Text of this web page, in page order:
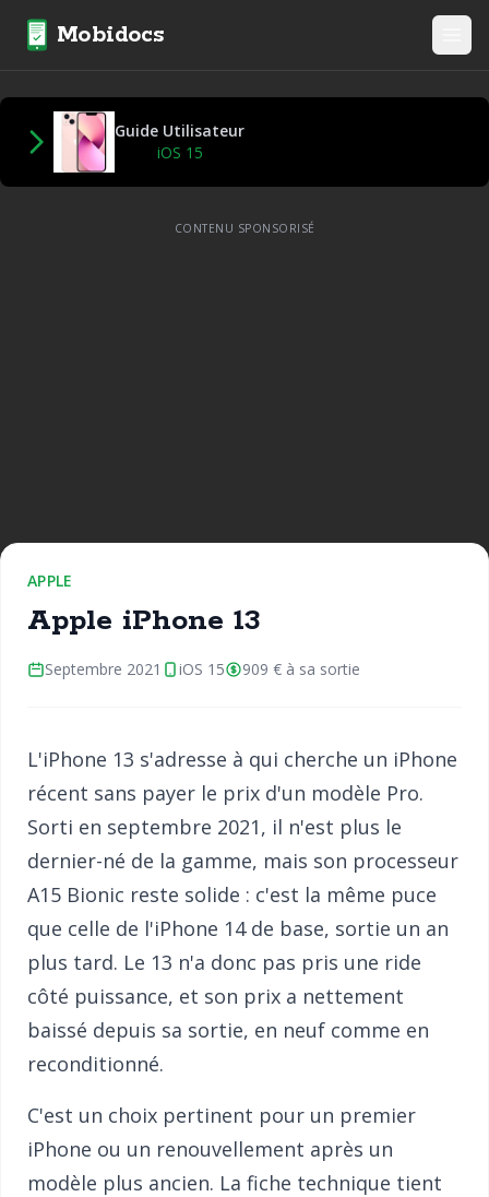
Mobidocs
Guide Utilisateur
iOS 15
CONTENU SPONSORISÉ
APPLE
Apple iPhone 13
Septembre 2021 iOS 15 909 € à sa sortie
L'iPhone 13 s'adresse à qui cherche un iPhone
récent sans payer le prix d'un modèle Pro.
Sorti en septembre 2021, il n'est plus le
dernier-né de la gamme, mais son processeur
A15 Bionic reste solide : c'est la même puce
que celle de l'iPhone 14 de base, sortie un an
plus tard. Le 13 n'a donc pas pris une ride
côté puissance, et son prix a nettement
baissé depuis sa sortie, en neuf comme en
reconditionné.
C'est un choix pertinent pour un premier
iPhone ou un renouvellement après un
modèle plus ancien. La fiche technique tient